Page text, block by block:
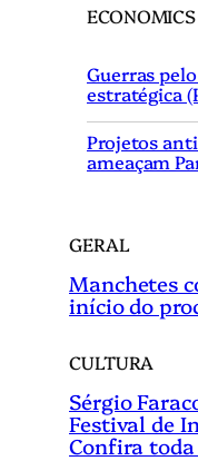
ECONOMICS
Guerras
estratégica
Projetos
ameaçam
GERAL
Manchetes
início do
CULTURA
Sérgio
Festival de
Confira